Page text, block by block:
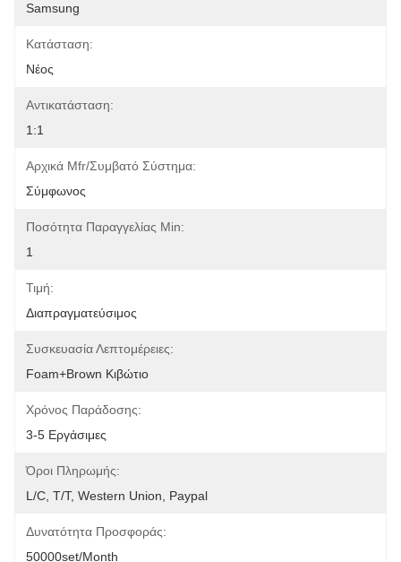
Samsung
Κατάσταση:
Νέος
Αντικατάσταση:
1:1
Αρχικά Mfr/συμβατό Σύστημα:
Σύμφωνος
Ποσότητα Παραγγελίας Min:
1
Τιμή:
Διαπραγματεύσιμος
Συσκευασία Λεπτομέρειες:
Foam+Brown Κιβώτιο
Χρόνος Παράδοσης:
3-5 Εργάσιμες
Όροι Πληρωμής:
L/C, T/T, Western Union, Paypal
Δυνατότητα Προσφοράς:
50000set/Month